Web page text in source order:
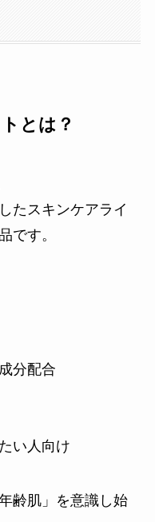
とは？
たスキンケアライ
です。
分配合
い人向け
齢肌」を意識し始